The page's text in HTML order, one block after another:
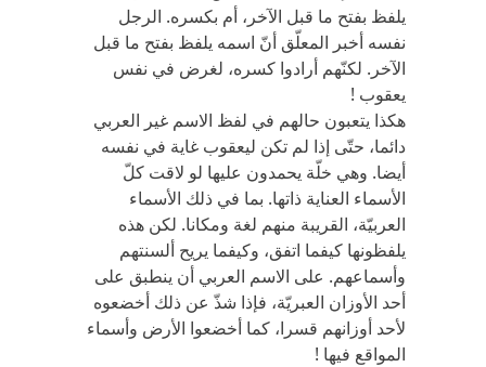
يلفظ بفتح ما قبل الآخر، أم بكسره. الرجل
نفسه أخبر المعلّق أنّ اسمه يلفظ بفتح ما قبل
الآخر. لكنّهم أرادوا كسره، لغرض في نفس
يعقوب !
هكذا يتعبون حالهم في لفظ الاسم غير العربي
دائما، حتّى إذا لم تكن ليعقوب غاية في نفسه
أيضا. وهي خلّة يحمدون عليها لو لاقت كلّ
الأسماء العناية ذاتها. بما في ذلك الأسماء
العربيّة، القريبة منهم لغة ومكانا. لكن هذه
يلفظونها كيفما اتفق، وكيفما يريح ألسنتهم
وأسماعهم. على الاسم العربي أن ينطبق على
أحد الأوزان العبريّة، فإذا شذّ عن ذلك أخضعوه
لأحد أوزانهم قسرا، كما أخضعوا الأرض وأسماء
المواقع فيها !